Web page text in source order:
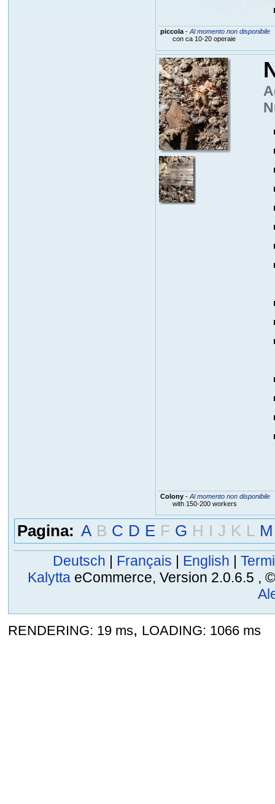
piccola- Al momento non disponibile
con ca 10-20 operaie
Colony- Al momento non disponibile
with 150-200 workers
Pagina: A B C D E F G H I J K L M
Deutsch | Français | English |
KalyttaeCommerce, Version 2.0.6.5 ,
RENDERING: 19 ms, LOADING: 1066 ms